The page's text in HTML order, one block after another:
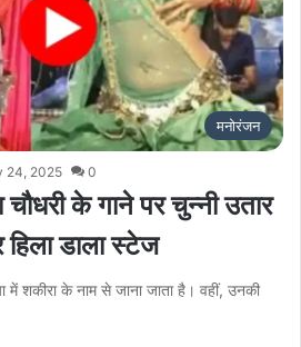
मनोरंजन
24, 2025 0
चौधरी के गाने पर चुन्नी उतार
डाला स्टेज
शकीरा के नाम से जाना जाता है। वहीं, उनकी